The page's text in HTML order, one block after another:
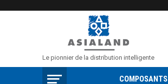
Le pionnier de la distribution intelligente
COMPOSANTS